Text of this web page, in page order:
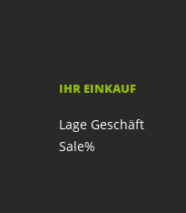
IHR EINKAUF
Lage Geschäft
Sale%